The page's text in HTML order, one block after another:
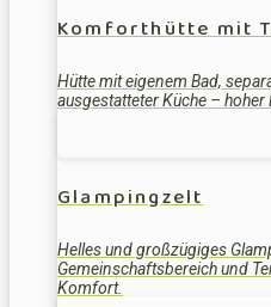
Komforthütte mit
Hütte mit eigenem Bad,
ausgestatteter Küche –
Glampingzelt
Helles und großzügiges
Gemeinschaftsbereich und
Komfort.